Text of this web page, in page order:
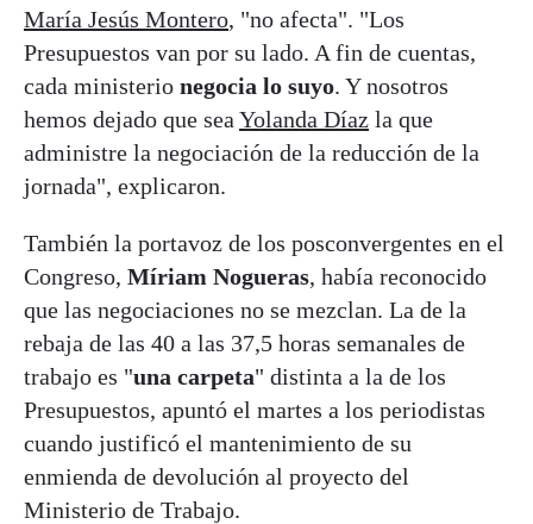
María Jesús Montero, "no afecta". "Los
Presupuestos van por su lado. A fin de cuentas,
cada ministerio negocia lo suyo. Y nosotros
hemos dejado que sea Yolanda Díaz la que
administre la negociación de la reducción de la
jornada", explicaron.
También la portavoz de los posconvergentes en el
Congreso, Míriam Nogueras, había reconocido
que las negociaciones no se mezclan. La de la
rebaja de las 40 a las 37,5 horas semanales de
trabajo es "una carpeta" distinta a la de los
Presupuestos, apuntó el martes a los periodistas
cuando justificó el mantenimiento de su
enmienda de devolución al proyecto del
Ministerio de Trabajo.